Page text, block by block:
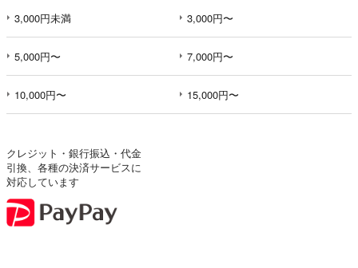
3,000円未満 3,000円〜
5,000円〜 7,000円〜
10,000円〜 15,000円〜
クレジット・銀行振込・代金
引換、各種の決済サービスに
対応しています